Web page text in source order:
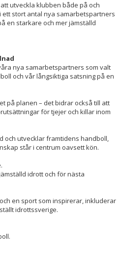
utveckla klubben både på och
stort antal nya samarbetspartners
en starkare och mer jämställd
nya samarbetspartners som valt
och vår långsiktiga satsning på en
på planen – det bidrar också till att
för tjejer och killar inom
och utvecklar framtidens handboll,
står i centrum oavsett kön.
idrott och för nästa
en sport som inspirerar, inkluderar
idrottssverige.